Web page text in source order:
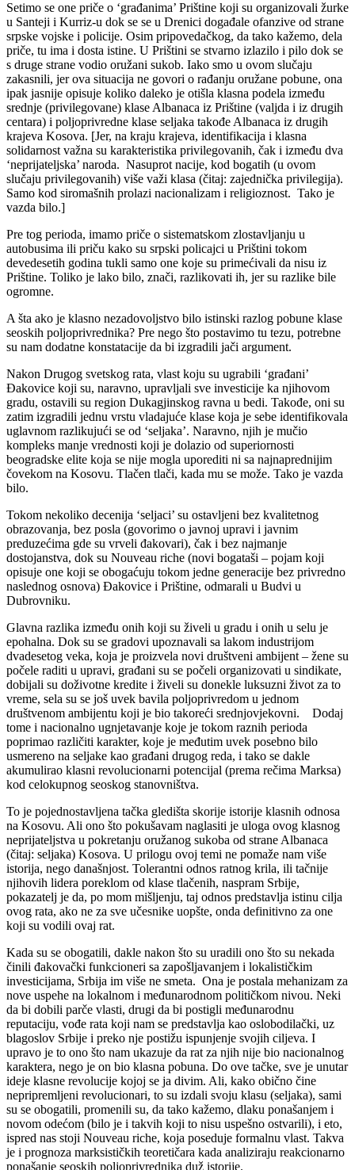
Setimo se one priče o ‘građanima’ Prištine koji su organizovali žurke
u Santeji i Kurriz-u dok se se u Drenici događale ofanzive od strane
srpske vojske i policije. Osim pripovedačkog, da tako kažemo, dela
priče, tu ima i dosta istine. U Prištini se stvarno izlazilo i pilo dok se
s druge strane vodio oružani sukob. Iako smo u ovom slučaju
zakasnili, jer ova situacija ne govori o rađanju oružane pobune, ona
ipak jasnije opisuje koliko daleko je otišla klasna podela između
srednje (privilegovane) klase Albanaca iz Prištine (valjda i iz drugih
centara) i poljoprivredne klase seljaka takođe Albanaca iz drugih
krajeva Kosova. [Jer, na kraju krajeva, identifikacija i klasna
solidarnost važna su karakteristika privilegovanih, čak i između dva
‘neprijateljska’ naroda. Nasuprot nacije, kod bogatih (u ovom
slučaju privilegovanih) više važi klasa (čitaj: zajednička privilegija).
Samo kod siromašnih prolazi nacionalizam i religioznost. Tako je
vazda bilo.]
Pre tog perioda, imamo priče o sistematskom zlostavljanju u
autobusima ili priču kako su srpski policajci u Prištini tokom
devedesetih godina tukli samo one koje su primećivali da nisu iz
Prištine. Toliko je lako bilo, znači, razlikovati ih, jer su razlike bile
ogromne.
A šta ako je klasno nezadovoljstvo bilo istinski razlog pobune klase
seoskih poljoprivrednika? Pre nego što postavimo tu tezu, potrebne
su nam dodatne konstatacije da bi izgradili jači argument.
Nakon Drugog svetskog rata, vlast koju su ugrabili ‘građani’
Đakovice koji su, naravno, upravljali sve investicije ka njihovom
gradu, ostavili su region Dukagjinskog ravna u bedi. Takođe, oni su
zatim izgradili jednu vrstu vladajuće klase koja je sebe identifikovala
uglavnom razlikujući se od ‘seljaka’. Naravno, njih je mučio
kompleks manje vrednosti koji je dolazio od superiornosti
beogradske elite koja se nije mogla uporediti ni sa najnaprednijim
čovekom na Kosovu. Tlačen tlači, kada mu se može. Tako je vazda
bilo.
Tokom nekoliko decenija ‘seljaci’ su ostavljeni bez kvalitetnog
obrazovanja, bez posla (govorimo o javnoj upravi i javnim
preduzećima gde su vrveli đakovari), čak i bez najmanje
dostojanstva, dok su Nouveau riche (novi bogataši – pojam koji
opisuje one koji se obogaćuju tokom jedne generacije bez privredno
naslednog osnova) Đakovice i Prištine, odmarali u Budvi u
Dubrovniku.
Glavna razlika između onih koji su živeli u gradu i onih u selu je
epohalna. Dok su se gradovi upoznavali sa lakom industrijom
dvadesetog veka, koja je proizvela novi društveni ambijent – žene su
počele raditi u upravi, građani su se počeli organizovati u sindikate,
dobijali su doživotne kredite i živeli su donekle luksuzni život za to
vreme, sela su se još uvek bavila poljoprivredom u jednom
društvenom ambijentu koji je bio takoreći srednjovjekovni. Dodaj
tome i nacionalno ugnjetavanje koje je tokom raznih perioda
poprimao različiti karakter, koje je međutim uvek posebno bilo
usmereno na seljake kao građani drugog reda, i tako se dakle
akumulirao klasni revolucionarni potencijal (prema rečima Marksa)
kod celokupnog seoskog stanovništva.
To je pojednostavljena tačka gledišta skorije istorije klasnih odnosa
na Kosovu. Ali ono što pokušavam naglasiti je uloga ovog klasnog
neprijateljstva u pokretanju oružanog sukoba od strane Albanaca
(čitaj: seljaka) Kosova. U prilogu ovoj temi ne pomaže nam više
istorija, nego današnjost. Tolerantni odnos ratnog krila, ili tačnije
njihovih lidera poreklom od klase tlačenih, naspram Srbije,
pokazatelj je da, po mom mišljenju, taj odnos predstavlja istinu cilja
ovog rata, ako ne za sve učesnike uopšte, onda definitivno za one
koji su vodili ovaj rat.
Kada su se obogatili, dakle nakon što su uradili ono što su nekada
činili đakovački funkcioneri sa zapošljavanjem i lokalističkim
investicijama, Srbija im više ne smeta. Ona je postala mehanizam za
nove uspehe na lokalnom i međunarodnom političkom nivou. Neki
da bi dobili parče vlasti, drugi da bi postigli međunarodnu
reputaciju, vođe rata koji nam se predstavlja kao oslobodilački, uz
blagoslov Srbije i preko nje postižu ispunjenje svojih ciljeva. I
upravo je to ono što nam ukazuje da rat za njih nije bio nacionalnog
karaktera, nego je on bio klasna pobuna. Do ove tačke, sve je unutar
ideje klasne revolucije kojoj se ja divim. Ali, kako obično čine
nepripremljeni revolucionari, to su izdali svoju klasu (seljaka), sami
su se obogatili, promenili su, da tako kažemo, dlaku ponašanjem i
novom odećom (bilo je i takvih koji to nisu uspešno ostvarili), i eto,
ispred nas stoji Nouveau riche, koja poseduje formalnu vlast. Takva
je i prognoza marksističkih teoretičara kada analiziraju reakcionarno
ponašanje seoskih poljoprivrednika duž istorije.